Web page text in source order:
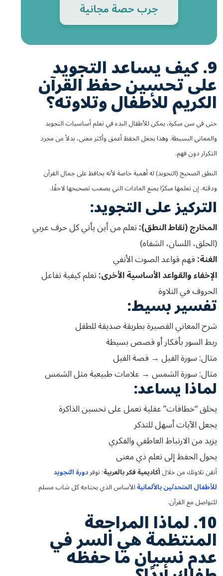
جرب حصة مجانية
9. كيف يساعد التجويد
على تحسين حفظ القرآن
الكريم للأطفال وتلاوته؟
حتى في سن مبكرة، يمكن للأطفال البدء في تعلم أساسيات التجويد
والمعاني البسيطة. وهذا يجعل الحفظ أعمق وأكثر معنى، بدلاً من مجرد
التكرار دون فهم.
النطق الصحيح (التجويد) له أهمية خاصة لأنه يحافظ على جمال القرآن
ودقته. إن تعلمها مبكرًا يمنع العادات التي يصعب تصحيحها لاحقًا.
التركيز على التجويد:
المخارج (نقاط النطق):تعلم من أين يأتي كل حرف عربي
(الحلق، اللسان، الشفاه)
الغنة:فهم قواعد الصوت الأنفي
الإخفاء والقواعد الأساسية الأخرى:تعلم كيفية تفاعل
الحروف في التلاوة
تفسير بسيط:
شرح المعاني القصيرة بطريقة صديقة للطفل
ربط السور بأفكار أو قصص بسيطة
مثال: سورة الفيل → قصة الفيل
مثال: سورة الشمس → علامات طبيعية مثل الشمس
لماذا يساعد:
يخلق “خطافات” عقلية تعمل على تحسين الذاكرة
يجعل الآيات أسهل للتذكر
يزيد من الارتباط العاطفي والفكري
يحول الحفظ إلى تعلم ذي معنى
أتقن تلاوتك من خلالأكاديمية فكر بالعربية؛ توفردورة التجويد
للأطفال المتحدثين بالألمانيةالأساس الذي يحتاجه كل شاب مسلم
للتواصل مع القرآن.
10. لماذا المراجعة
المنتظمة هي السر في
عدم نسيان ما حفظه